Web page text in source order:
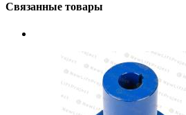
Связанные товары